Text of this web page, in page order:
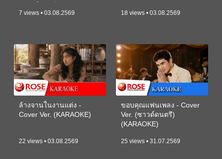
7 views • 03.08.2569 18 views • 03.08.2569
ล้างจานในงานแต่ง -
Cover Ver. (KARAOKE)
22 views • 03.08.2569
ขอบคุณแฟนเพลง - Cover
Ver. (ซาวด์ดนตรี)
(KARAOKE)
25 views • 31.07.2569